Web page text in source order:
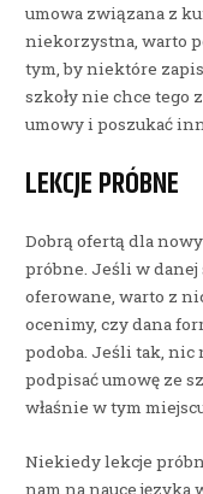
umowa związana z
niekorzystna, warto
tym, by niektóre
szkoły nie chce tego
umowy i poszukać
LEKCJE PRÓBNE
Dobrą ofertą dla
próbne. Jeśli w danej
oferowane, warto z
ocenimy, czy dana
podoba. Jeśli tak, nic
podpisać umowę ze
właśnie w tym
Niekiedy lekcje
nam na nauce języka